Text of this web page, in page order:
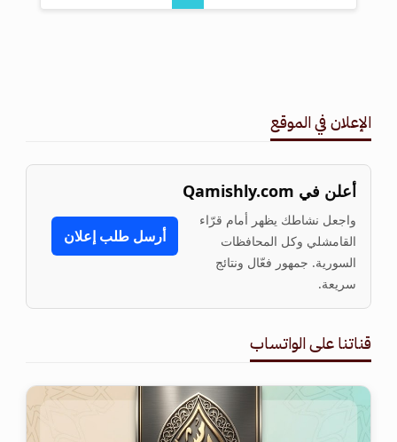
الإعلان في الموقع
أعلن في Qamishly.com
واجعل نشاطك يظهر أمام قرّاء
القامشلي وكل المحافظات
السورية. جمهور فعّال ونتائج
سريعة.
أرسل طلب إعلان
قناتنا على الواتساب